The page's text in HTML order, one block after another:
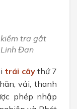
tra gắt
Đan
trái câythứ 7
vải, thanh
phép nhập